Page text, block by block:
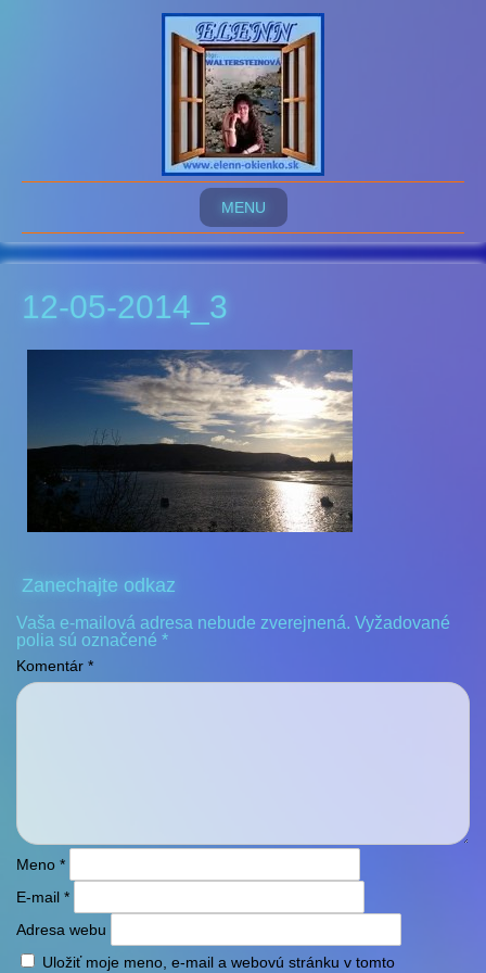
MENU
12-05-2014_3
Zanechajte odkaz
Vaša e-mailová adresa nebude zverejnená. Vyžadované
polia sú označené *
Komentár *
Meno *
E-mail *
Adresa webu
Uložiť moje meno, e-mail a webovú stránku v tomto